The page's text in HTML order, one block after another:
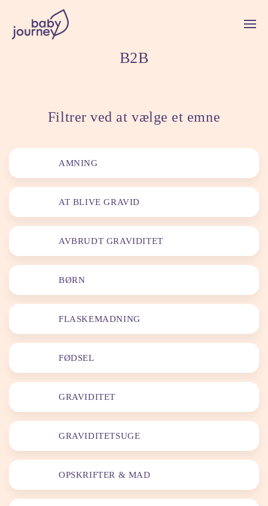
B2B
Filtrer ved at vælge et emne
AMNING
AT BLIVE GRAVID
AVBRUDT GRAVIDITET
BØRN
FLASKEMADNING
FØDSEL
GRAVIDITET
GRAVIDITETSUGE
OPSKRIFTER & MAD